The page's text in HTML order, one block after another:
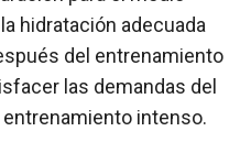
hidratación adecuada
del entrenamiento
las demandas del
intenso.